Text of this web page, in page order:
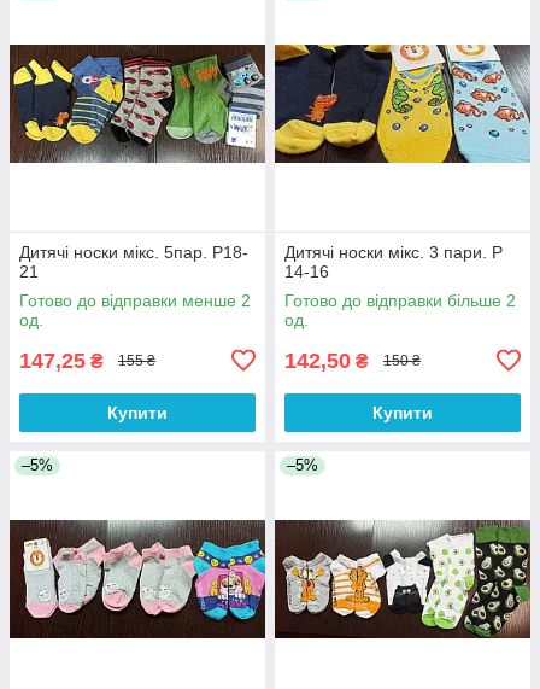
Дитячі носки мікс. 5пар. Р18-
21
Готово до відправки менше 2
од.
147,25 ₴ 155 ₴
Купити
Дитячі носки мікс. 3 пари. Р
14-16
Готово до відправки більше 2
од.
142,50 ₴ 150 ₴
Купити
–5% –5%